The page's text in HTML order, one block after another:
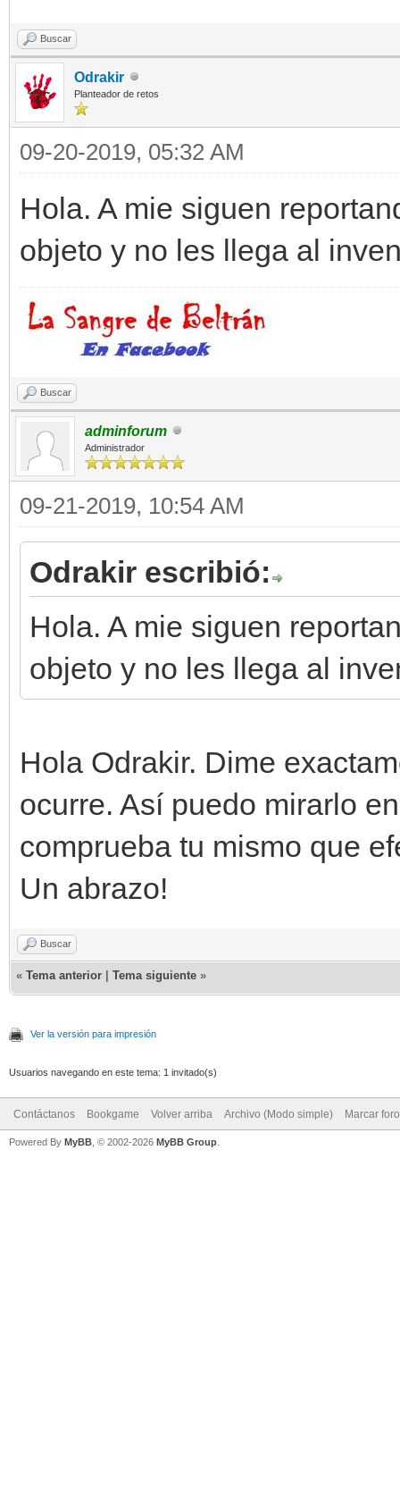
Buscar
Odrakir
Planteador de retos
09-20-2019, 05:32 AM
Hola. A mie siguen
objeto y no les llega al
Buscar
adminforum
Administrador
09-21-2019, 10:54 AM
Odrakir escribió:
Hola. A mie siguen
objeto y no les llega al
Hola Odrakir. Dime
ocurre. Así puedo mirarlo
comprueba tu mismo que
Un abrazo!
Buscar
« Tema anterior Tema siguiente »
Ver la versión para impresión
Usuarios navegando en este tema: 1 invitado(s)
Contáctanos Bookgame Volver arriba Archivo (Modo simple) Marcar
Powered By MyBB , © 2002-2026 MyBB Group